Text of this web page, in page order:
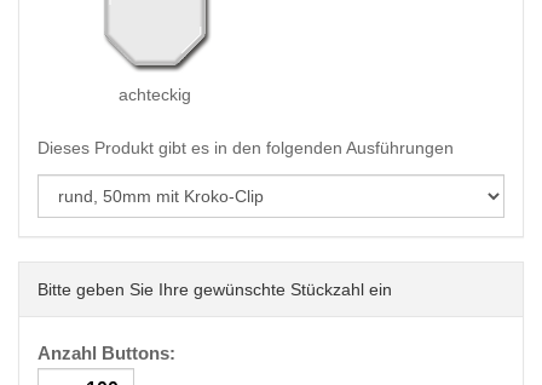
achteckig
Dieses Produkt gibt es in den folgenden Ausführungen
Bitte geben Sie Ihre gewünschte Stückzahl ein
Anzahl Buttons: